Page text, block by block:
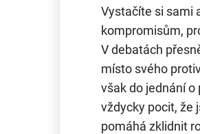
Vystačíte si sami
kompromisům,
V debatách
místo svého
však do jednání
vždycky pocit, že
pomáhá zklidnit